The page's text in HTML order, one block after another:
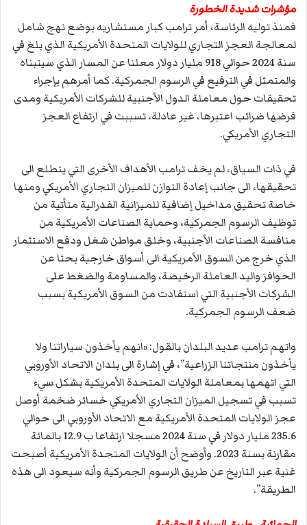
مؤشرات شديدة الخطورة
فمنذ توليه الرئاسة، أمر ترامب كبار مستشاريه بوضع نهج شامل
لمعالجة العجز التجاري للولايات المتحدة الأمريكية الذي بلغ في
سنة 2024 حوالي 918 مليار دولار معلنا عن المسار الذي سيتبناه
والمتمثل في الترفيع في الرسوم الجمركية. كما أمرهم بإجراء
تحقيقات حول معاملة الدول الأجنبية للشركات الأمريكية ومدى
فرضها ضرائب اعتبرها، غير عادلة، تسببت في ارتفاع العجز
التجاري الأمريكي.
في ذات السياق، لم يخف ترامب الأهداف الأخرى التي يتطلع الى
تحقيقها، الى جانب إعادة التوازن للميزان التجاري الأمريكي ومنها
خاصة تحقيق مداخيل إضافية للميزانية الفدرالية متأتية من
توظيف الرسوم الجمركية، وحماية الصناعات الأمريكية من
منافسة الصناعات الأجنبية، وخلق مواطن شغل ودفع الاستثمار
الذي خرج من السوق الأمريكية الى أسواق خارجية بحثا عن
الحوافز واليد العاملة الرخيصة، والمساومة والضغط على
الشركات الأجنبية التي استفادت من السوق الأمريكية بسبب
ضعف الرسوم الجمركية.
واتهم ترامب عديد البلدان بالقول: «انهم يأخذون سياراتنا ولا
يأخذون منتجاتنا الزراعية”، في إشارة الى بلدان الاتحاد الأوروبي
التي اتهمها بمعاملة الولايات المتحدة الأمريكية بشكل سيء
تسبب في تسجيل الميزان التجاري الأمريكي خسائر ضخمة أوصل
عجز الولايات المتحدة الأمريكية مع الاتحاد الأوروبي الى حوالي
235.6 مليار دولار في سنة 2024 مسجلا ارتفاعا ب 12.9 بالمائة
مقارنة بسنة 2023. وأوضح أن الولايات المتحدة الأمريكية أصبحت
غنية عبر التاريخ عن طريق الرسوم الجمركية وأنه سيعود الى هذه
الطريقة”.